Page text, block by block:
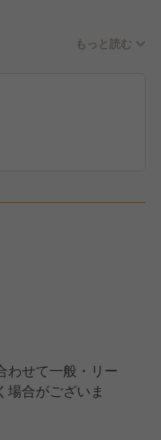
行→改善
把握していただきま
優しく教えます】
します！
繁盛店視察(費用会
修もあるので、 着実
もっと読む
わせて一般・リー
場合がございま